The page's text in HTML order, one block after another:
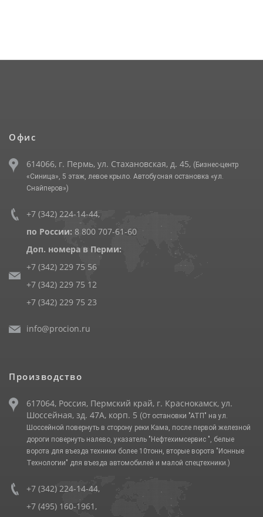
Офис
614066, г. Пермь, ул. Стахановская, д. 45, (Бизнес-центр
«Синица», 5 этаж, левое крыло. Автобусная остановка «ул.
Снайперов»)
+7 (342) 224-14-44,
по России: 8 800 707-61-60
Доп. номера в Перми:
+7 (342) 229 75 56
+7 (342) 229 75 12
+7 (342) 229 75 23
info@procion.ru
Производство
617064, Россия, Пермский край, г. Краснокамск, ул.
Шоссейная, зд. 47А, корп. 5 (От остановки "АТП" на ул.
Шоссейной повернуть в сторону реки Кама, после первой железной
дороги повернуть налево, указатель "Нефтехимсервис ", белые
ворота для въезда техники более 10тонн, вторые ворота "Ионные
Технологии" для въезда автомобилей и малой спецтехники.)
+7 (342) 224-14-44,
+7 (495) 160-1961 ,